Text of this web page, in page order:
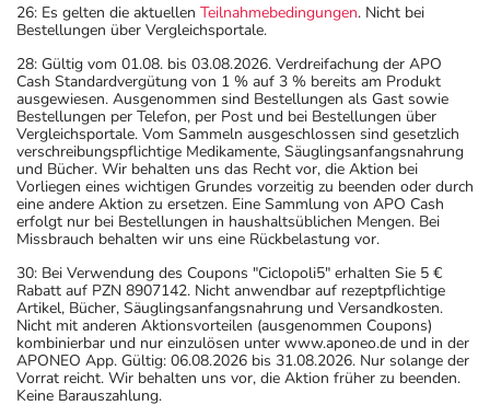
26: Es gelten die aktuellen Teilnahmebedingungen. Nicht bei
Bestellungen über Vergleichsportale.
28: Gültig vom 01.08. bis 03.08.2026. Verdreifachung der APO
Cash Standardvergütung von 1 % auf 3 % bereits am Produkt
ausgewiesen. Ausgenommen sind Bestellungen als Gast sowie
Bestellungen per Telefon, per Post und bei Bestellungen über
Vergleichsportale. Vom Sammeln ausgeschlossen sind gesetzlich
verschreibungspflichtige Medikamente, Säuglingsanfangsnahrung
und Bücher. Wir behalten uns das Recht vor, die Aktion bei
Vorliegen eines wichtigen Grundes vorzeitig zu beenden oder durch
eine andere Aktion zu ersetzen. Eine Sammlung von APO Cash
erfolgt nur bei Bestellungen in haushaltsüblichen Mengen. Bei
Missbrauch behalten wir uns eine Rückbelastung vor.
30: Bei Verwendung des Coupons "Ciclopoli5" erhalten Sie 5 €
Rabatt auf PZN 8907142. Nicht anwendbar auf rezeptpflichtige
Artikel, Bücher, Säuglingsanfangsnahrung und Versandkosten.
Nicht mit anderen Aktionsvorteilen (ausgenommen Coupons)
kombinierbar und nur einzulösen unter www.aponeo.de und in der
APONEO App. Gültig: 06.08.2026 bis 31.08.2026. Nur solange der
Vorrat reicht. Wir behalten uns vor, die Aktion früher zu beenden.
Keine Barauszahlung.